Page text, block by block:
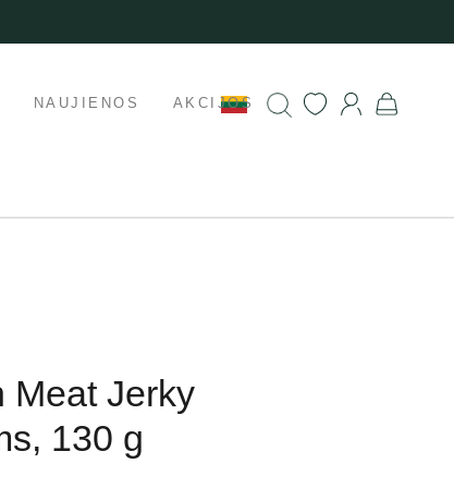
NAUJIENOS AKCIJOS
Meat Jerky
130 g